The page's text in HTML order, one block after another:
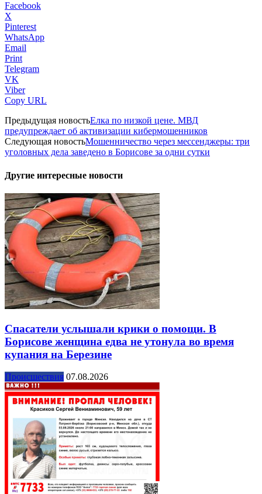
Facebook
X
Pinterest
WhatsApp
Email
Print
Telegram
VK
Viber
Copy URL
Предыдущая новостьЕлка по низкой цене. МВД
предупреждает об активизации кибермошенников
Следующая новостьМошенничество через мессенджеры: три
уголовных дела заведено в Борисове за одни сутки
Другие интересные новости
Спасатели услышали крики о помощи. В
Борисове женщина едва не утонула во время
купания на Березине
Происшествия 07.08.2026